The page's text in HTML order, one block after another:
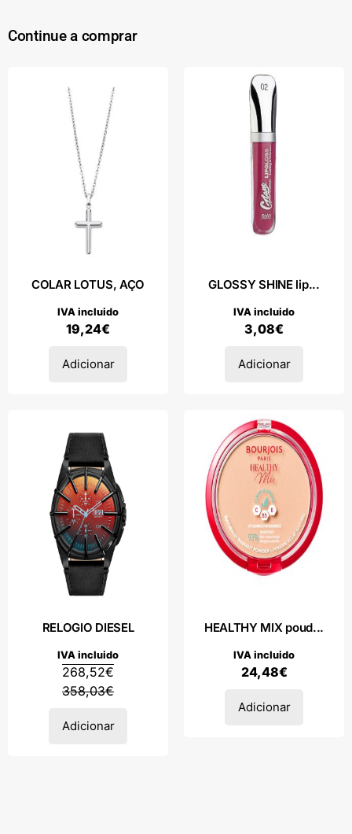
Continue a comprar
COLAR LOTUS, AÇO
19,24€
IVA incluido
Adicionar
GLOSSY SHINE lip...
3,08€
IVA incluido
Adicionar
RELOGIO DIESEL
358,03€
268,52€
IVA incluido
Adicionar
HEALTHY MIX poud...
24,48€
IVA incluido
Adicionar